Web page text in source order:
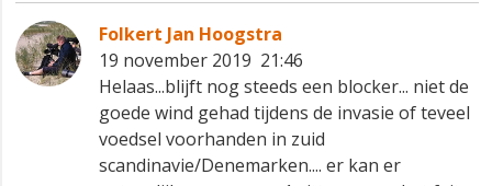
Folkert Jan Hoogstra
19 november 2019 21:46
Helaas...blijft nog steeds een blocker... niet de
goede wind gehad tijdens de invasie of teveel
voedsel voorhanden in zuid
scandinavie/Denemarken.... er kan er